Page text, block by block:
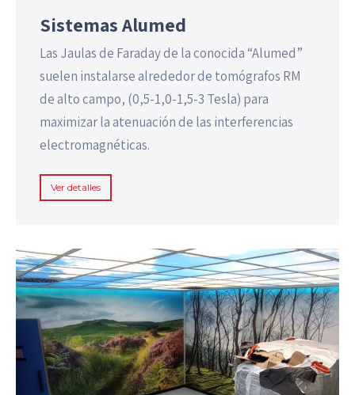
Sistemas Alumed
Las Jaulas de Faraday de la conocida “Alumed”
suelen instalarse alrededor de tomógrafos RM
de alto campo, (0,5-1,0-1,5-3 Tesla) para
maximizar la atenuación de las interferencias
electromagnéticas.
Ver detalles